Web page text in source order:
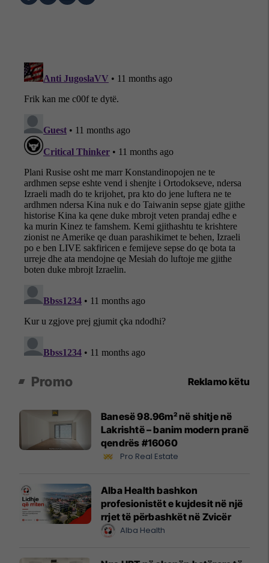
Promo Reklamo këtu
Banesë 98.96m² në shitje në
Lakrishtë – banim modern pranë
qendrës #16060
Pro Real Estate
Alba Health bashkon
profesionistët e kujdesit në një
rrjet të përbashkët në Zvicër
Alba Health